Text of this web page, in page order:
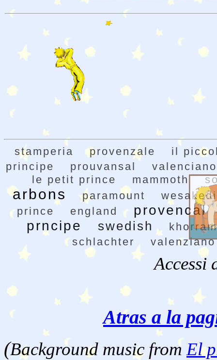
stamperia provenzale
il
principe
prouvansal
valenciano
le petit prince
mammoth
arbons paramount
prince
england
provencal
prncipe
swedish
schlachter
valenziano
Accessi
Atras a la
(Background music from El